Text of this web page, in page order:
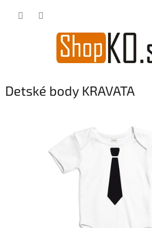
Detské body KRAVATA